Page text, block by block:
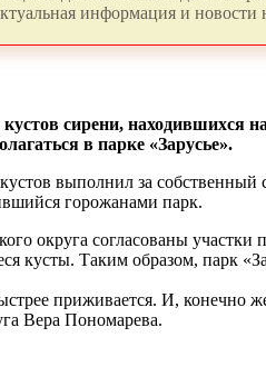
информация и новости
кустов сирени,
в парке «Зарусье».
выполнил за
горожанами парк.
округа согласованы
кусты. Таким образом, парк
приживается. И, конечно
Вера Пономарева.